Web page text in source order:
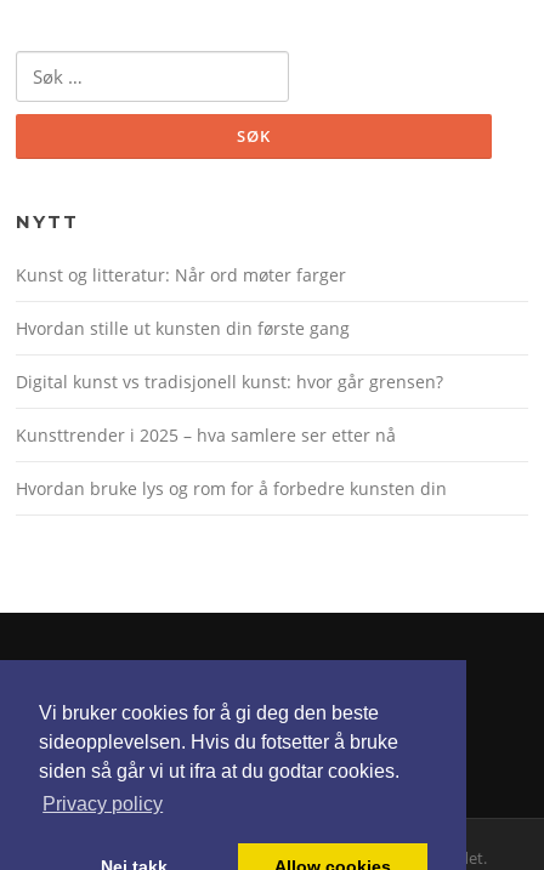
Vi bruker cookies for å gi deg den beste
sideopplevelsen. Hvis du fotsetter å bruke
siden så går vi ut ifra at du godtar cookies.
Privacy policy
etter:
NYTT
Kunst og litteratur: Når ord møter farger
Hvordan stille ut kunsten din første gang
Digital kunst vs tradisjonell kunst: hvor går grensen?
Kunsttrender i 2025 – hva samlere ser etter nå
Hvordan bruke lys og rom for å forbedre kunsten din
torunnbeategjerven@gmail.com
Opphavsrett © 2026 Atelier Stellaria. Alle rettigheter hevdet.